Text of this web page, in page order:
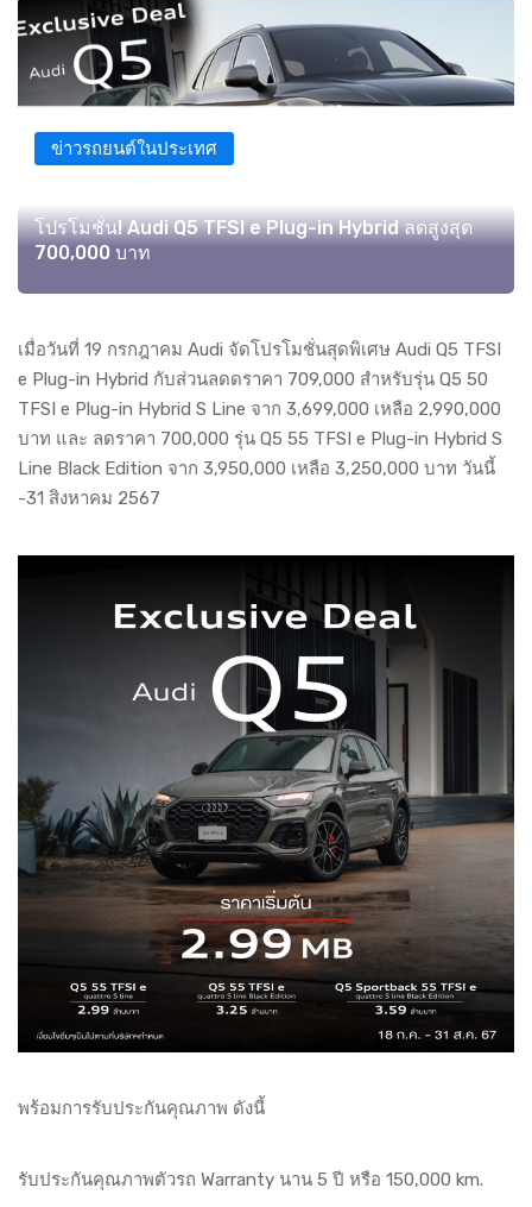
ข่าวรถยนต์ในประเทศ
โปรโมชั่น! Audi Q5 TFSI e Plug-in Hybrid ลดสูงสุด
700,000 บาท
เมื่อวันที่ 19 กรกฎาคม Audi จัดโปรโมชั่นสุดพิเศษ Audi Q5 TFSI
e Plug-in Hybrid กับส่วนลดดราคา 709,000 สำหรับรุ่น Q5 50
TFSI e Plug-in Hybrid S Line จาก 3,699,000 เหลือ 2,990,000
บาท และ ลดราคา 700,000 รุ่น Q5 55 TFSI e Plug-in Hybrid S
Line Black Edition จาก 3,950,000 เหลือ 3,250,000 บาท วันนี้
-31 สิงหาคม 2567
พร้อมการรับประกันคุณภาพ ดังนี้
รับประกันคุณภาพตัวรถ Warranty นาน 5 ปี หรือ 150,000 km.